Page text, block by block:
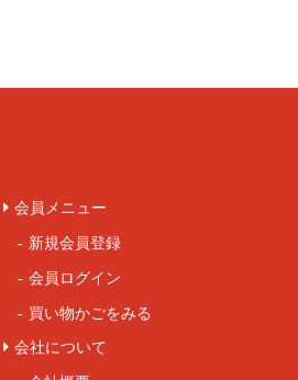
会員メニュー
新規会員登録
会員ログイン
買い物かごをみる
会社について